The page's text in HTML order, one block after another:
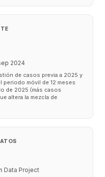
2024
de casos previa a 2025 y
móvil de 12 meses
de 2025 (más casos
altera la mezcla de
Data Project